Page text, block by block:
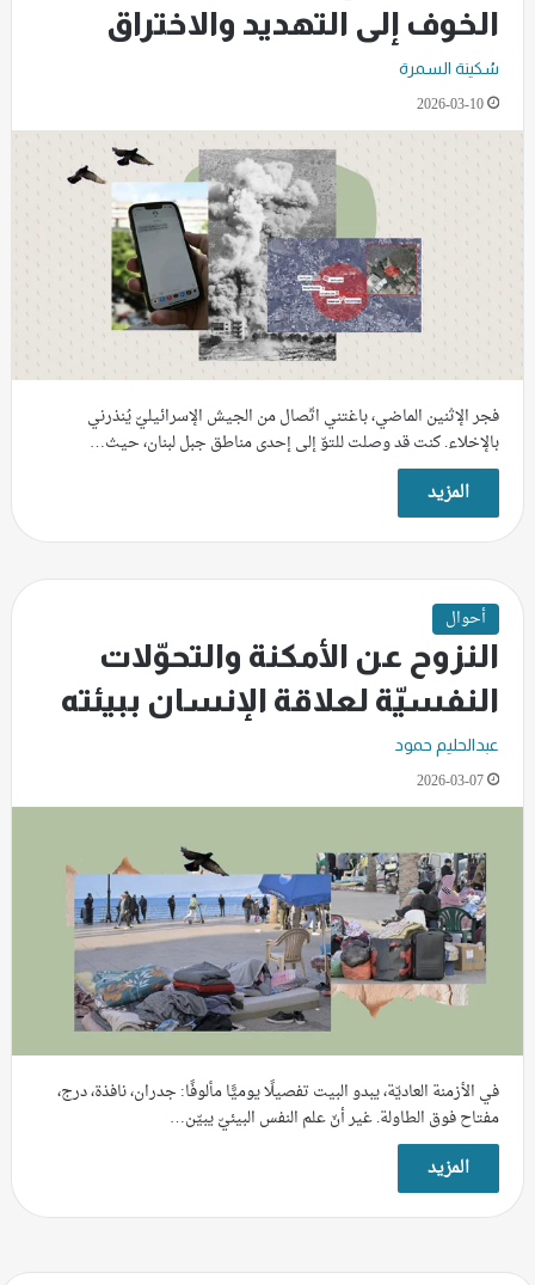
الخوف إلى التهديد والاختراق
سُكينة السمرة
2026-03-10
فجر الإثنين الماضي، باغتني اتّصال من الجيش الإسرائيليّ يُنذرني
بالإخلاء. كنت قد وصلت للتوّ إلى إحدى مناطق جبل لبنان، حيث…
المزيد
أحوال
النزوح عن الأمكنة والتحوّلات
النفسيّة لعلاقة الإنسان ببيئته
عبدالحليم حمود
2026-03-07
في الأزمنة العاديّة، يبدو البيت تفصيلًا يوميًّا مألوفًا: جدران، نافذة، درج،
مفتاح فوق الطاولة. غير أنّ علم النفس البيئيّ يبيّن…
المزيد